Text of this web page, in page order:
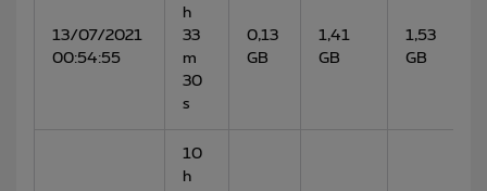
13/07/2021
00:54:55
h
33
m
30
s
0,13
GB
1,41
GB
1,53
GB
10
h